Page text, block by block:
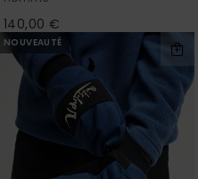
140,00 €
NOUVEAUTÉ